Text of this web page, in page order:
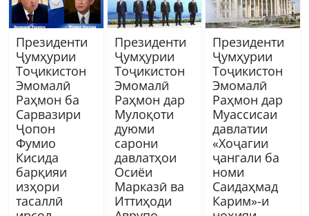
Президенти
Ҷумҳурии
Тоҷикистон
Эмомалӣ
Раҳмон ба
Сарвазири
Ҷопон
Фумио
Кисида
барқияи
изҳори
тасаллӣ
Президенти
Ҷумҳурии
Тоҷикистон
Эмомалӣ
Раҳмон дар
Мулоқоти
дуюми
сарони
давлатҳои
Осиёи
Марказӣ ва
Иттиҳоди
Президенти
Ҷумҳурии
Тоҷикистон
Эмомалӣ
Раҳмон дар
Муассисаи
давлатии
«Хоҷагии
ҷангали ба
номи
Саидаҳмад
Карим»-и